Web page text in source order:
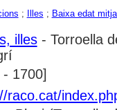
; Illes ; Baixa edat
illes- Torroella
- 1700]
raco.cat/